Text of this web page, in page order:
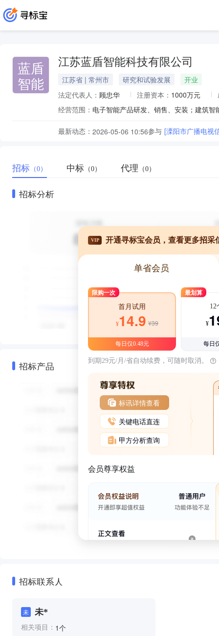
蓝盾
智能
江苏蓝盾智能科技有限公司
江苏省 | 常州市 研究和试验发展
开业
法定代表人： 顾忠华 注册资本： 1000万元
经营范围：
最新动态： 2026-05-06 10:56参与 [溧阳市广播电视
招标 （0） 中标 （0） 代理 （0）
招标分析
招标产品
VIP 开通寻标宝会员，查看更多招采
单省会员
限购一次
首月试用
¥14.9 ¥39
每日仅0.48元
最划算
12
¥
每日
到期29元/月/省自动续费，可随时取消。
标讯详情查看
关键电话直连
甲方分析查询
会员尊享权益
招标联系人
未 未*
相关项目： 1个